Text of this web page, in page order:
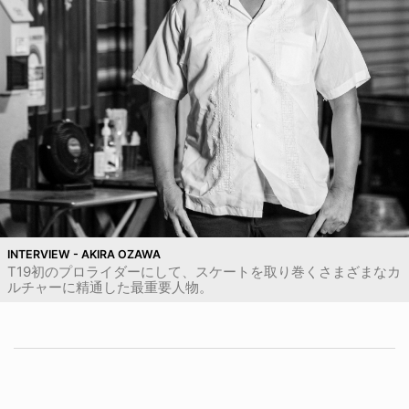
INTERVIEW - AKIRA OZAWA
T19初のプロライダーにして、スケートを取り巻くさまざまなカ
ルチャーに精通した最重要人物。